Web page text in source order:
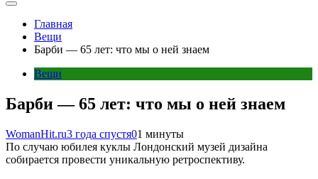
Главная
Вещи
Барби — 65 лет: что мы о ней знаем
Вещи
Барби — 65 лет: что мы о ней знаем
WomanHit.ru3 года спустя01 минуты
По случаю юбилея куклы Лондонский музей дизайна
собирается провести уникальную ретроспективу.